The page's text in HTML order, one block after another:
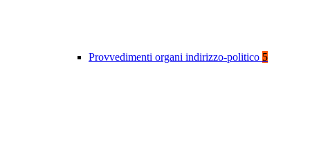
Provvedimenti organi indirizzo-politico 5